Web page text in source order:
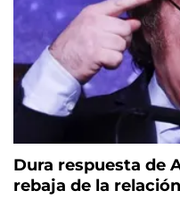
Dura respuesta de
rebaja de la